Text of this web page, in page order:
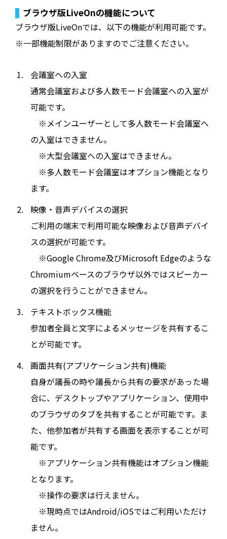
ブラウザ版LiveOnの機能について
ブラウザ版LiveOnでは、以下の機能が利用可能です。
※一部機能制限がありますのでご注意ください。
会議室への入室
通常会議室および多人数モード会議室への入室が
可能です。
※メインユーザーとして多人数モード会議室へ
の入室はできません。
※大型会議室への入室はできません。
※多人数モード会議室はオプション機能となり
ます。
映像・音声デバイスの選択
ご利用の端末で利用可能な映像および音声デバイ
スの選択が可能です。
※Google Chrome及びMicrosoft Edgeのような
Chromiumベースのブラウザ以外ではスピーカー
の選択を行うことができません。
テキストボックス機能
参加者全員と文字によるメッセージを共有するこ
とが可能です。
画面共有(アプリケーション共有)機能
自身が議長の時や議長から共有の要求があった場
合に、デスクトップやアプリケーション、使用中
のブラウザのタブを共有することが可能です。ま
た、他参加者が共有する画面を表示することが可
能です。
※アプリケーション共有機能はオプション機能
となります。
※操作の要求は行えません。
※現時点ではAndroid/iOSではご利用いただけ
ません。